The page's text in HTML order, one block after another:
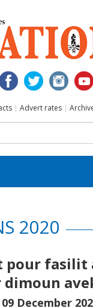
| Advert rates |
2020
pour fasilit
dimoun
December